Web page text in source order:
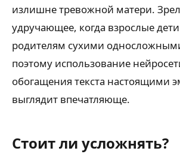
излишне тревожной матери.
удручающее, когда взрослые
родителям сухими
поэтому использование
обогащения текста настоящими
выглядит впечатляюще.
Стоит ли усложнять?